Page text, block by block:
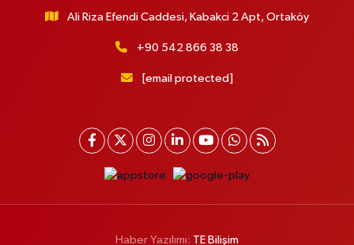
Ali Riza Efendi Caddesi, Kabakci 2 Apt, Ortaköy
+90 542 866 38 38
[email protected]
Haber Yazılımı: TE Bilişim